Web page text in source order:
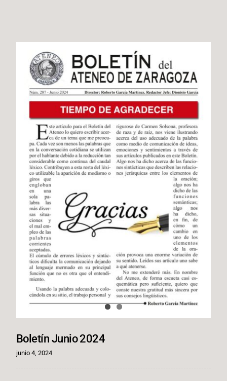
Boletín Junio 2024
junio 4, 2024